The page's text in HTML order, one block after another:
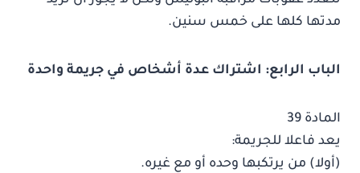
مدتها كلها على خمس سنين.
الباب الرابع: اشتراك عدة أشخاص في جريمة واحدة
المادة 39
يعد فاعلا للجريمة:
(أولا) من يرتكبها وحده أو مع غيره.